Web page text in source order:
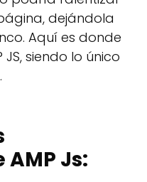
dejándola
Aquí es donde
siendo lo único
Js: